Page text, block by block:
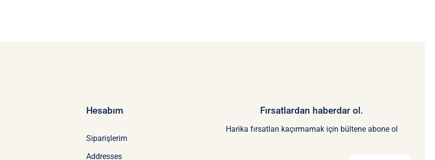
Hesabım
Siparişlerim
Addresses
Fırsatlardan haberdar ol.
Harika fırsatları kaçırmamak için bültene abone ol